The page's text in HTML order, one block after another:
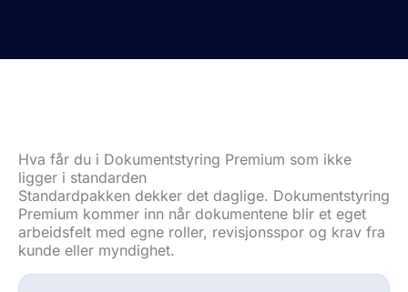
Hva får du i Dokumentstyring Premium som ikke
ligger i standarden
Standardpakken dekker det daglige. Dokumentstyring
Premium kommer inn når dokumentene blir et eget
arbeidsfelt med egne roller, revisjonsspor og krav fra
kunde eller myndighet.